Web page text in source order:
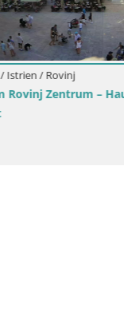
Strand | Mošćenička